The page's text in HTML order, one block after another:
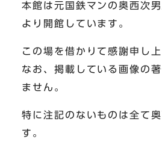
本館は元国鉄マンの奥西次
より開館しています。
この場を借かりて感謝申し
なお、掲載している画像の
ません。
特に注記のないものは全て
す。